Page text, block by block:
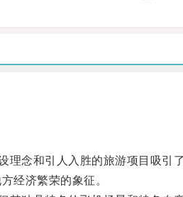
念和引人入胜的旅游项目吸引了
经济繁荣的象征。